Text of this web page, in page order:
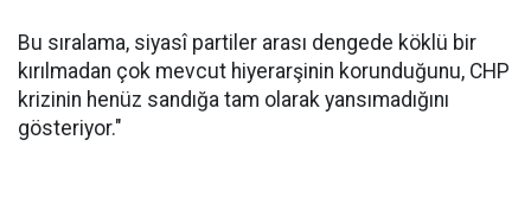
Bu sıralama, siyasî partiler arası dengede köklü bir
kırılmadan çok mevcut hiyerarşinin korunduğunu, CHP
krizinin henüz sandığa tam olarak yansımadığını
gösteriyor."